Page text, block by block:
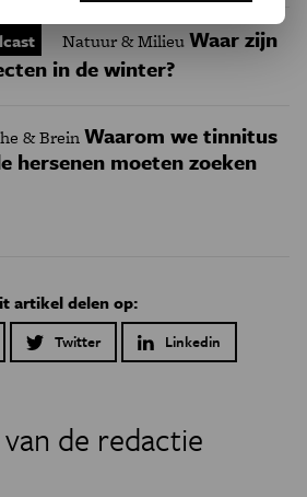
Natuur & MilieuWaar zijn
in de winter?
& BreinWaarom we tinnitus
hersenen moeten zoeken
artikel delen op:
Twitter Linkedin
van de redactie